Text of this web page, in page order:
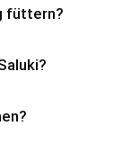
füttern?